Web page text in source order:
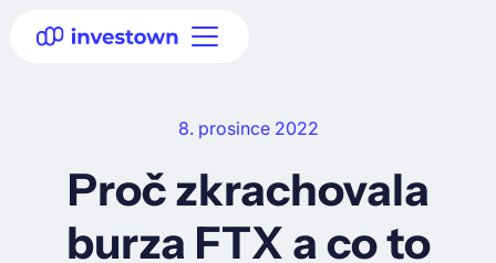
8. prosince 2022
Proč zkrachovala
burza FTX a co to